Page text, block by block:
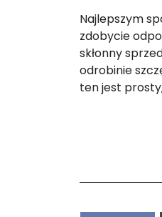
Najlepszym
zdobycie
skłonny
odrobinie
ten jest